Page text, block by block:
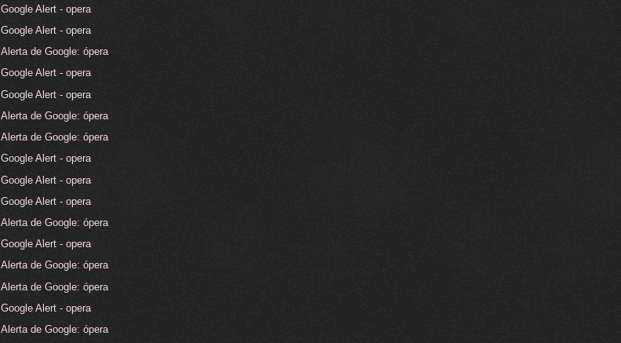
Google Alert - opera
Google Alert - opera
Alerta de Google: ópera
Google Alert - opera
Google Alert - opera
Alerta de Google: ópera
Alerta de Google: ópera
Google Alert - opera
Google Alert - opera
Google Alert - opera
Alerta de Google: ópera
Google Alert - opera
Alerta de Google: ópera
Alerta de Google: ópera
Google Alert - opera
Alerta de Google: ópera